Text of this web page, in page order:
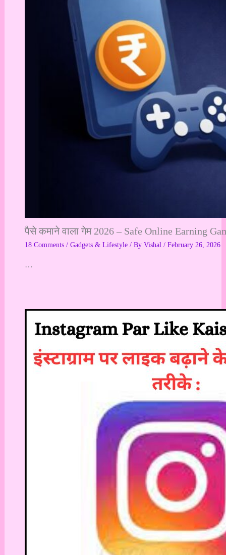
पैसे कमाने वाला गेम 2026 – Safe Online Earning
18 Comments / Gadgets & Lifestyle/ By Vishal / February 26, 2026
…